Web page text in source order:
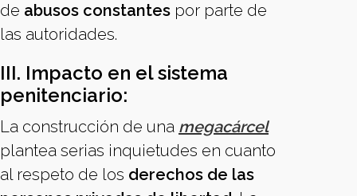
de abusos constantes por parte de
las autoridades.
III. Impacto en el sistema
penitenciario:
La construcción de una megacárcel
plantea serias inquietudes en cuanto
al respeto de los derechos de las